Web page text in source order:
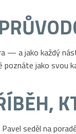
— a jako každý
poznáte jako svou
seděl na